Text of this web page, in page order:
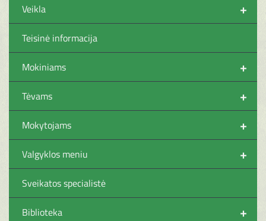
+
Veikla
Teisinė informacija
+
Mokiniams
+
Tėvams
+
Mokytojams
+
Valgyklos meniu
Sveikatos specialistė
+
Biblioteka